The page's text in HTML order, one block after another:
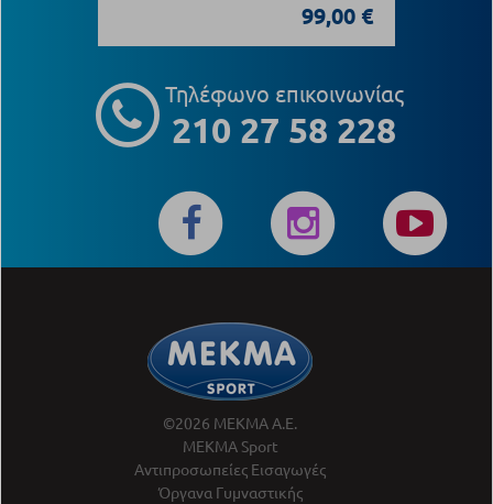
99,00 €
Τηλέφωνο επικοινωνίας
210 27 58 228
©2026 ΜΕΚΜΑ Α.Ε.
ΜΕΚΜΑ Sport
Αντιπροσωπείες Εισαγωγές
Όργανα Γυμναστικής